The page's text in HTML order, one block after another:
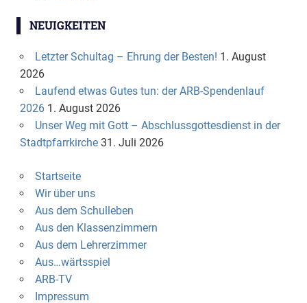
NEUIGKEITEN
Letzter Schultag – Ehrung der Besten! 1. August
2026
Laufend etwas Gutes tun: der ARB-Spendenlauf
2026 1. August 2026
Unser Weg mit Gott – Abschlussgottesdienst in der
Stadtpfarrkirche 31. Juli 2026
Startseite
Wir über uns
Aus dem Schulleben
Aus den Klassenzimmern
Aus dem Lehrerzimmer
Aus…wärtsspiel
ARB-TV
Impressum